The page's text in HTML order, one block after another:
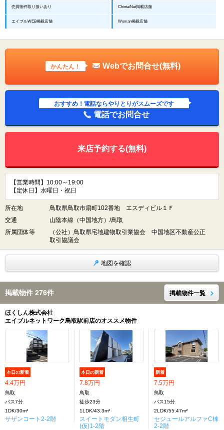
売買物件取り扱いあり ChintaiNet掲載店舗
エイブルWEB掲載店舗 Woman掲載店舗
かんたん！ Webでお問合せ(無料)
おすすめ！電話ならやりとりがスムーズです
電話でお問合せ
来店予約する(無料)
【営業時間】10:00～19:00
【定休日】水曜日・祝日
所在地
鳥取県鳥取市扇町102番地 エスディビル１Ｆ
交通
山陰本線（中国地方）/鳥取
所属団体等
（公社）鳥取県宅地建物取引業協会 中国地区不動産公正
取引協議会
地図を確認
掲載物件 276件 掲載物件一覧
ほくしん株式会社
エイブルネットワーク鳥取駅前店のオススメ物件
本日の新着
4.4万円
鳥取
バス7分
1DK/30m²
サザンコート2-2階
本日の新着
7.8万円
鳥取
徒歩23分
1LDK/43.3m²
スイートモダン相生町
(仮)1-2階
新着
7.5万円
鳥取
バス15分
2LDK/55.47m²
セジュールアルファC棟
2-2階